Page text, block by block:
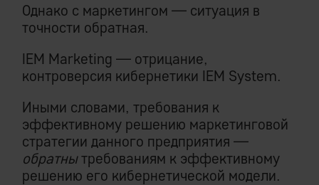
Однако с маркетингом — ситуация в
точности обратная.
IEM Marketing — отрицание,
контроверсия кибернетики IEM System.
Иными словами, требования к
эффективному решению маркетинговой
стратегии данного предприятия —
обратнытребованиям к эффективному
решению его кибернетической модели.